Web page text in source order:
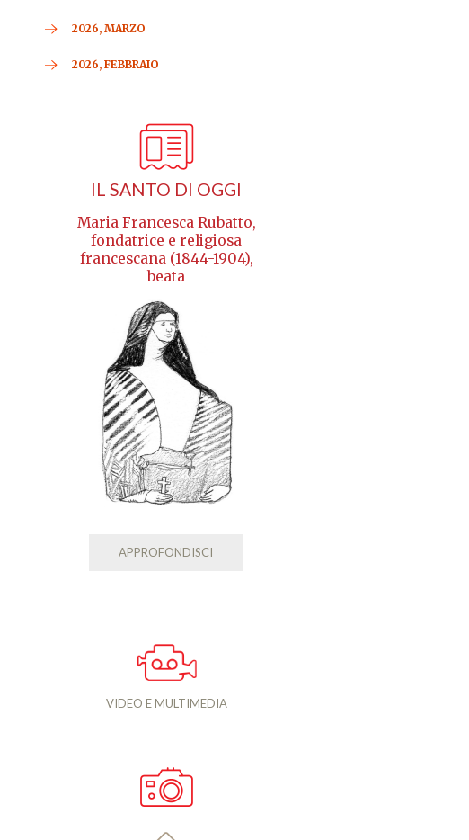
2026, MARZO
2026, FEBBRAIO
IL SANTO DI OGGI
Maria Francesca Rubatto,
fondatrice e religiosa
francescana (1844-1904),
beata
APPROFONDISCI
VIDEO E MULTIMEDIA